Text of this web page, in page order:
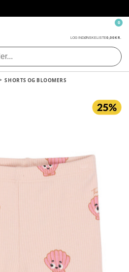
LOG INDØNSKELISTE0,00 KR.
0
SHORTS OG BLOOMERS